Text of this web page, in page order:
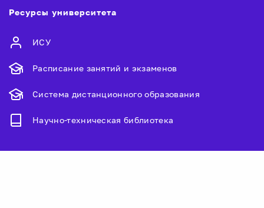
Ресурсы университета
ИСУ
Расписание занятий и экзаменов
Система дистанционного образования
Научно-техническая библиотека